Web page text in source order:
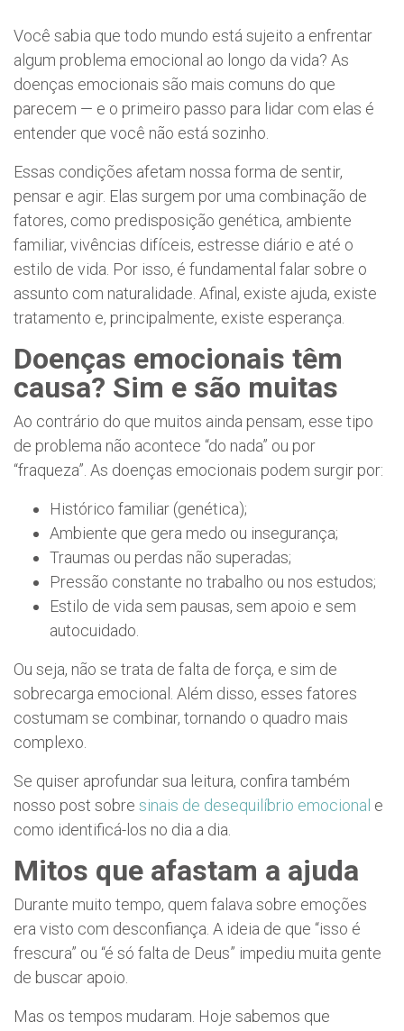
Você sabia que todo mundo está sujeito a enfrentar
algum problema emocional ao longo da vida? As
doenças emocionais são mais comuns do que
parecem — e o primeiro passo para lidar com elas é
entender que você não está sozinho.
Essas condições afetam nossa forma de sentir,
pensar e agir. Elas surgem por uma combinação de
fatores, como predisposição genética, ambiente
familiar, vivências difíceis, estresse diário e até o
estilo de vida. Por isso, é fundamental falar sobre o
assunto com naturalidade. Afinal, existe ajuda, existe
tratamento e, principalmente, existe esperança.
Doenças emocionais têm
causa? Sim e são muitas
Ao contrário do que muitos ainda pensam, esse tipo
de problema não acontece “do nada” ou por
“fraqueza”. As doenças emocionais podem surgir por:
Histórico familiar (genética);
Ambiente que gera medo ou insegurança;
Traumas ou perdas não superadas;
Pressão constante no trabalho ou nos estudos;
Estilo de vida sem pausas, sem apoio e sem
autocuidado.
Ou seja, não se trata de falta de força, e sim de
sobrecarga emocional. Além disso, esses fatores
costumam se combinar, tornando o quadro mais
complexo.
Se quiser aprofundar sua leitura, confira também
nosso post sobre sinais de desequilíbrio emocional e
como identificá-los no dia a dia.
Mitos que afastam a ajuda
Durante muito tempo, quem falava sobre emoções
era visto com desconfiança. A ideia de que “isso é
frescura” ou “é só falta de Deus” impediu muita gente
de buscar apoio.
Mas os tempos mudaram. Hoje sabemos que